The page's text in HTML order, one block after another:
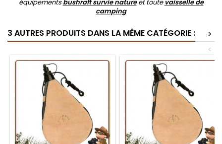
équipementsbushraft survie natureet toute vaisselle de
camping
3 AUTRES PRODUITS DANS LA MÊME CATÉGORIE :
>
<